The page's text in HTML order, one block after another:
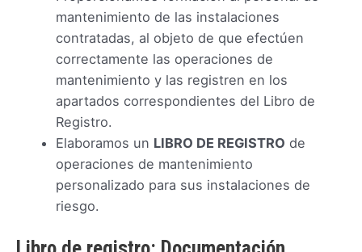
mantenimiento de las instalaciones
contratadas, al objeto de que efectúen
correctamente las operaciones de
mantenimiento y las registren en los
apartados correspondientes del Libro de
Registro.
Elaboramos un LIBRO DE REGISTRO de
operaciones de mantenimiento
personalizado para sus instalaciones de
riesgo.